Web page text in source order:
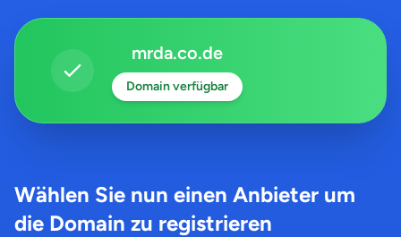
mrda.co.de
Domain verfügbar
Wählen Sie nun einen Anbieter um
die Domain zu registrieren